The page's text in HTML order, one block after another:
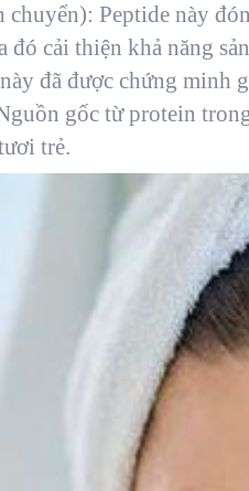
chuyển): Peptide này
đó cải thiện khả năng
này đã được chứng minh
gốc từ protein
trẻ.